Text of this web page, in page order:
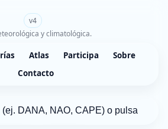
v4
y climatológica.
Atlas Participa
Sobre
Contacto